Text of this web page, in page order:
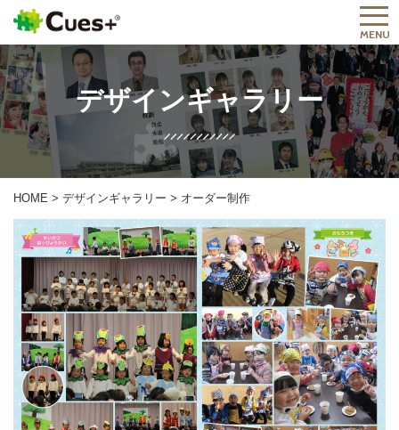
MENU
デザインギャラリー
HOME > デザインギャラリー > オーダー制作